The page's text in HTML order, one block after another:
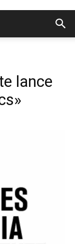
lance